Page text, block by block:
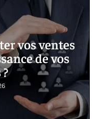
vos ventes
de vos